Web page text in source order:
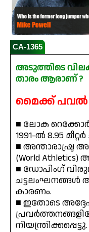
CA-1365
അടുത്തിടെ
താരം ആരാണ് ?
മൈക്ക് പവൽ
■ ലോക
1991-ൽ 8.95
■ അന്താരാഷ്ട്ര
(World
■ ഡോപിംഗ്
കാരണം.
■ ഇതോടെ
നിയന്ത്രിക്കപ്പെട്ടു.